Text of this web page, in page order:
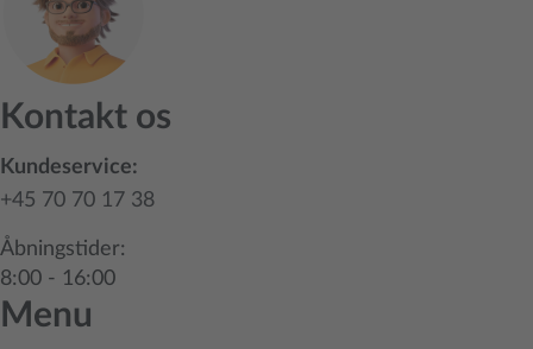
Kontakt os
Kundeservice:
+45 70 70 17 38
Åbningstider:
8:00 - 16:00
Menu